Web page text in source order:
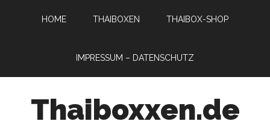
HOME THAIBOXEN THAIBOX-SHOP
IMPRESSUM – DATENSCHUTZ
Thaiboxxen.de